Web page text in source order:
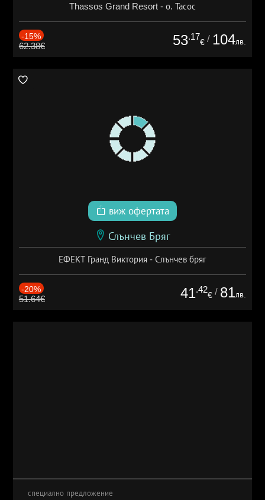
Thassos Grand Resort - о. Тасос
-15%
62.38€ 53.17
€ / 104лв.
виж офертата
Слънчев Бряг
ЕФЕКТ Гранд Виктория - Слънчев бряг
-20%
51.64€ 41.42
€ / 81лв.
специално предложение